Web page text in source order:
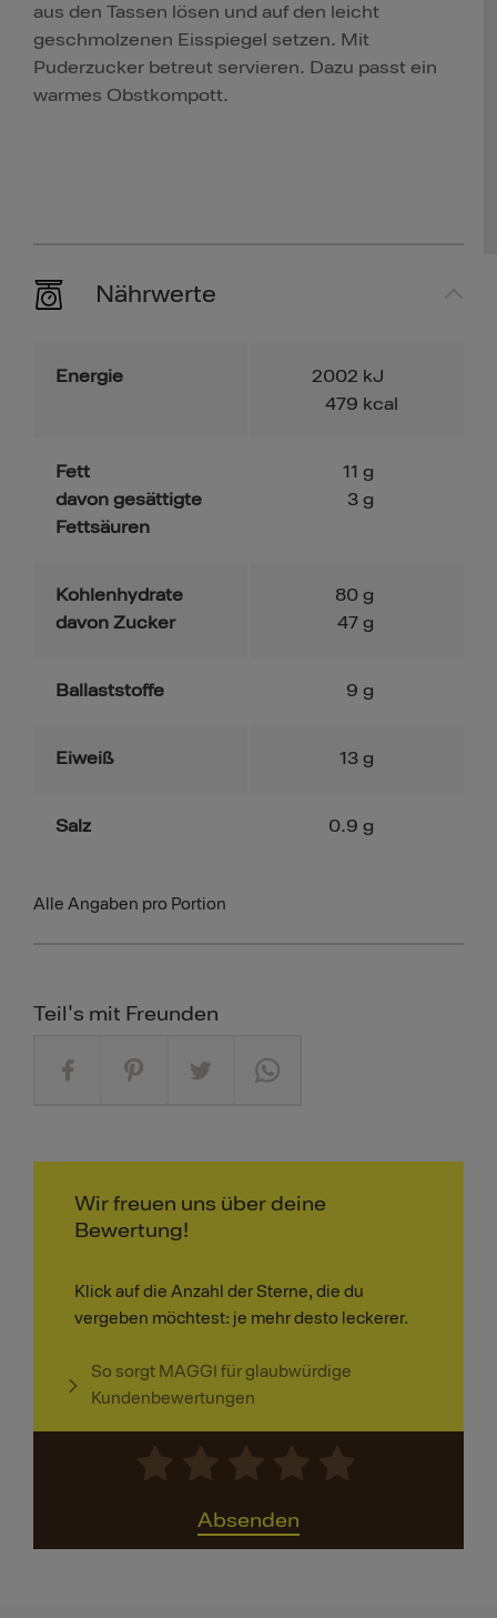
aus den Tassen lösen und auf den leicht
geschmolzenen Eisspiegel setzen. Mit
Puderzucker betreut servieren. Dazu passt ein
warmes Obstkompott.
Nährwerte
Energie 2002 kJ
479 kcal
Fett
davon gesättigte
Fettsäuren
11 g
3 g
Kohlenhydrate
davon Zucker
80 g
47 g
Ballaststoffe 9 g
Eiweiß 13 g
Salz 0.9 g
Alle Angaben pro Portion
Teil's mit Freunden
Wir freuen uns über deine
Bewertung!
Klick auf die Anzahl der Sterne, die du
vergeben möchtest: je mehr desto leckerer.
So sorgt MAGGI für glaubwürdige
Kundenbewertungen
Absenden